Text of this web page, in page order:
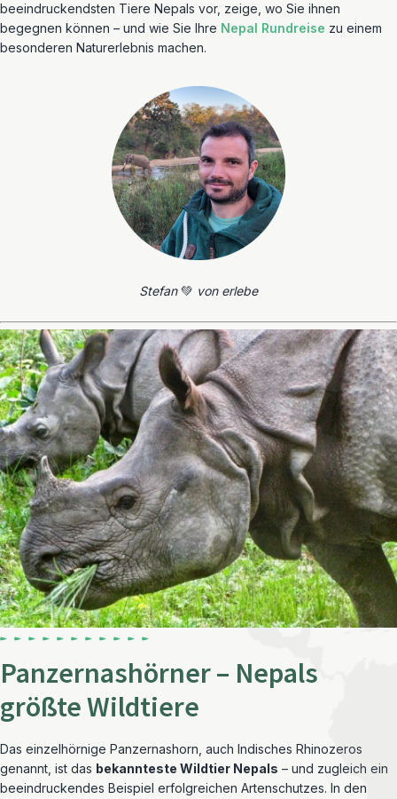
beeindruckendsten Tiere Nepals vor, zeige, wo Sie ihnen
begegnen können – und wie Sie Ihre Nepal Rundreise zu einem
besonderen Naturerlebnis machen.
Stefan💚 von erlebe
Panzernashörner – Nepals
größte Wildtiere
Das einzelhörnige Panzernashorn, auch Indisches Rhinozeros
genannt, ist das bekannteste Wildtier Nepals – und zugleich ein
beeindruckendes Beispiel erfolgreichen Artenschutzes. In den